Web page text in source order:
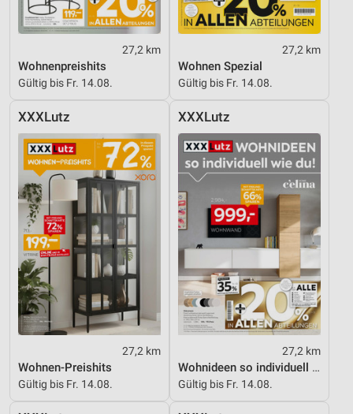
27,2 km
Wohnenpreishits
Gültig bis Fr. 14.08.
27,2 km
Wohnen Spezial
Gültig bis Fr. 14.08.
XXXLutz
27,2 km
Wohnen-Preishits
Gültig bis Fr. 14.08.
XXXLutz
27,2 km
Wohnideen so individuell wie du!
Gültig bis Fr. 14.08.